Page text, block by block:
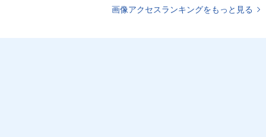
画像アクセスランキングをもっと見る